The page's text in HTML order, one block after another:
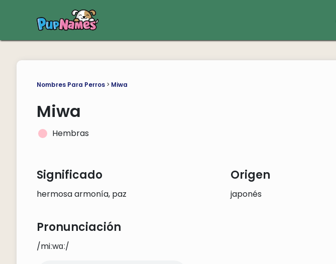
Nombres Para Perros> Miwa
Miwa
Hembras
Significado
hermosa armonía, paz
Origen
japonés
Pronunciación
/miːwɑː/